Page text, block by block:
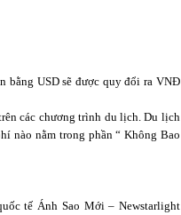
bằng USD sẽ được quy đổi ra VNĐ
các chương trình du lịch. Du lịch
nào nằm trong phần “ Không Bao
tế Ánh Sao Mới – Newstarlight